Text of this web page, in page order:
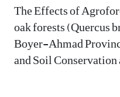
The Effects of
oak forests (Quercus
Boyer-Ahmad
and Soil Conservation